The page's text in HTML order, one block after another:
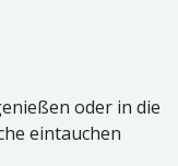
oder in die
eintauchen